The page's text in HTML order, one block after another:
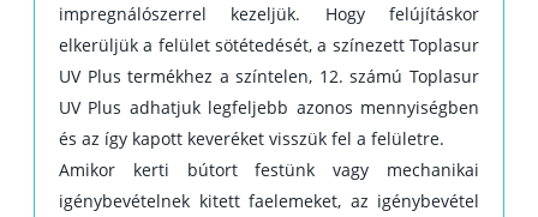
impregnálószerrel kezeljük. Hogy felújításkor
elkerüljük a felület sötétedését, a színezett Toplasur
UV Plus termékhez a színtelen, 12. számú Toplasur
UV Plus adhatjuk legfeljebb azonos mennyiségben
és az így kapott keveréket visszük fel a felületre.
Amikor kerti bútort festünk vagy mechanikai
igénybevételnek kitett faelemeket, az igénybevétel